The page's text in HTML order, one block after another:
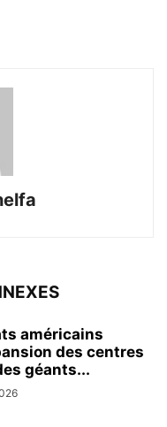
américains
des centres
géants...